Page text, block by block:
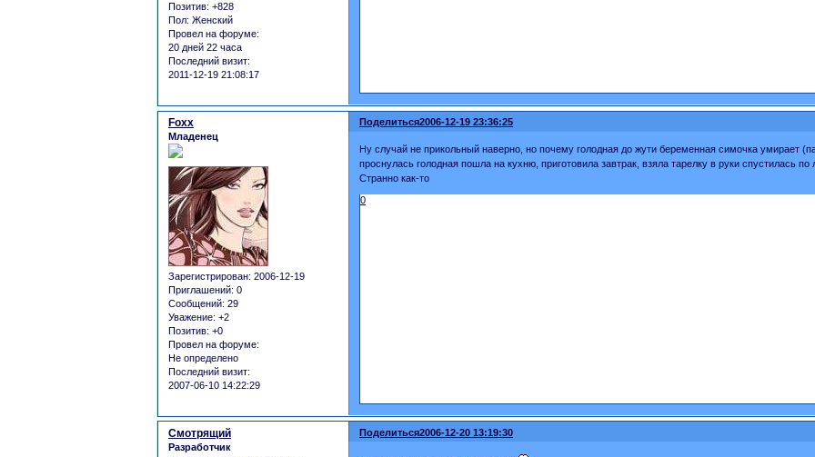
Позитив: +828
Пол: Женский
Провел на форуме:
20 дней 22 часа
Последний визит:
2011-12-19 21:08:17
Поделиться2006-12-19 23:36:25
Foxx
Младенец
Зарегистрирован: 2006-12-19
Приглашений: 0
Сообщений: 29
Уважение: +2
Позитив: +0
Провел на форуме:
Не определено
Последний визит:
2007-06-10 14:22:29
Ну случай не прикольный наверно, но почему голодная до жути беременная симочка умирает
проснулась голодная пошла на кухню, приготовила завтрак, взяла тарелку в руки спустилась
Странно как-то
0
Поделиться2006-12-20 13:19:30
Смотрящий
Разработчик